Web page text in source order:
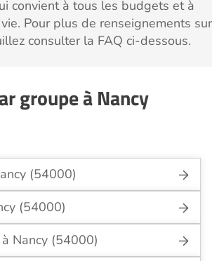
convient à tous les budgets et à
Pour plus de renseignements sur
consulter la FAQ ci-dessous.
groupe à Nancy
(54000)
(54000)
Nancy (54000)